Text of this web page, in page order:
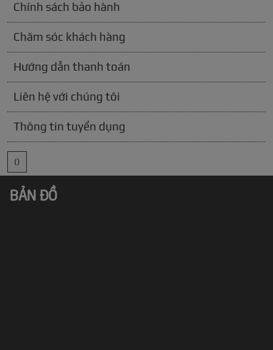
Chính sách bảo hành
Chăm sóc khách hàng
Hướng dẫn thanh toán
Liên hệ với chúng tôi
Thông tin tuyển dụng
()
BẢN ĐỒ